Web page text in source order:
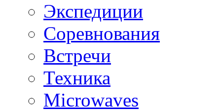
Экспедиции
Соревнования
Встречи
Техника
Microwaves